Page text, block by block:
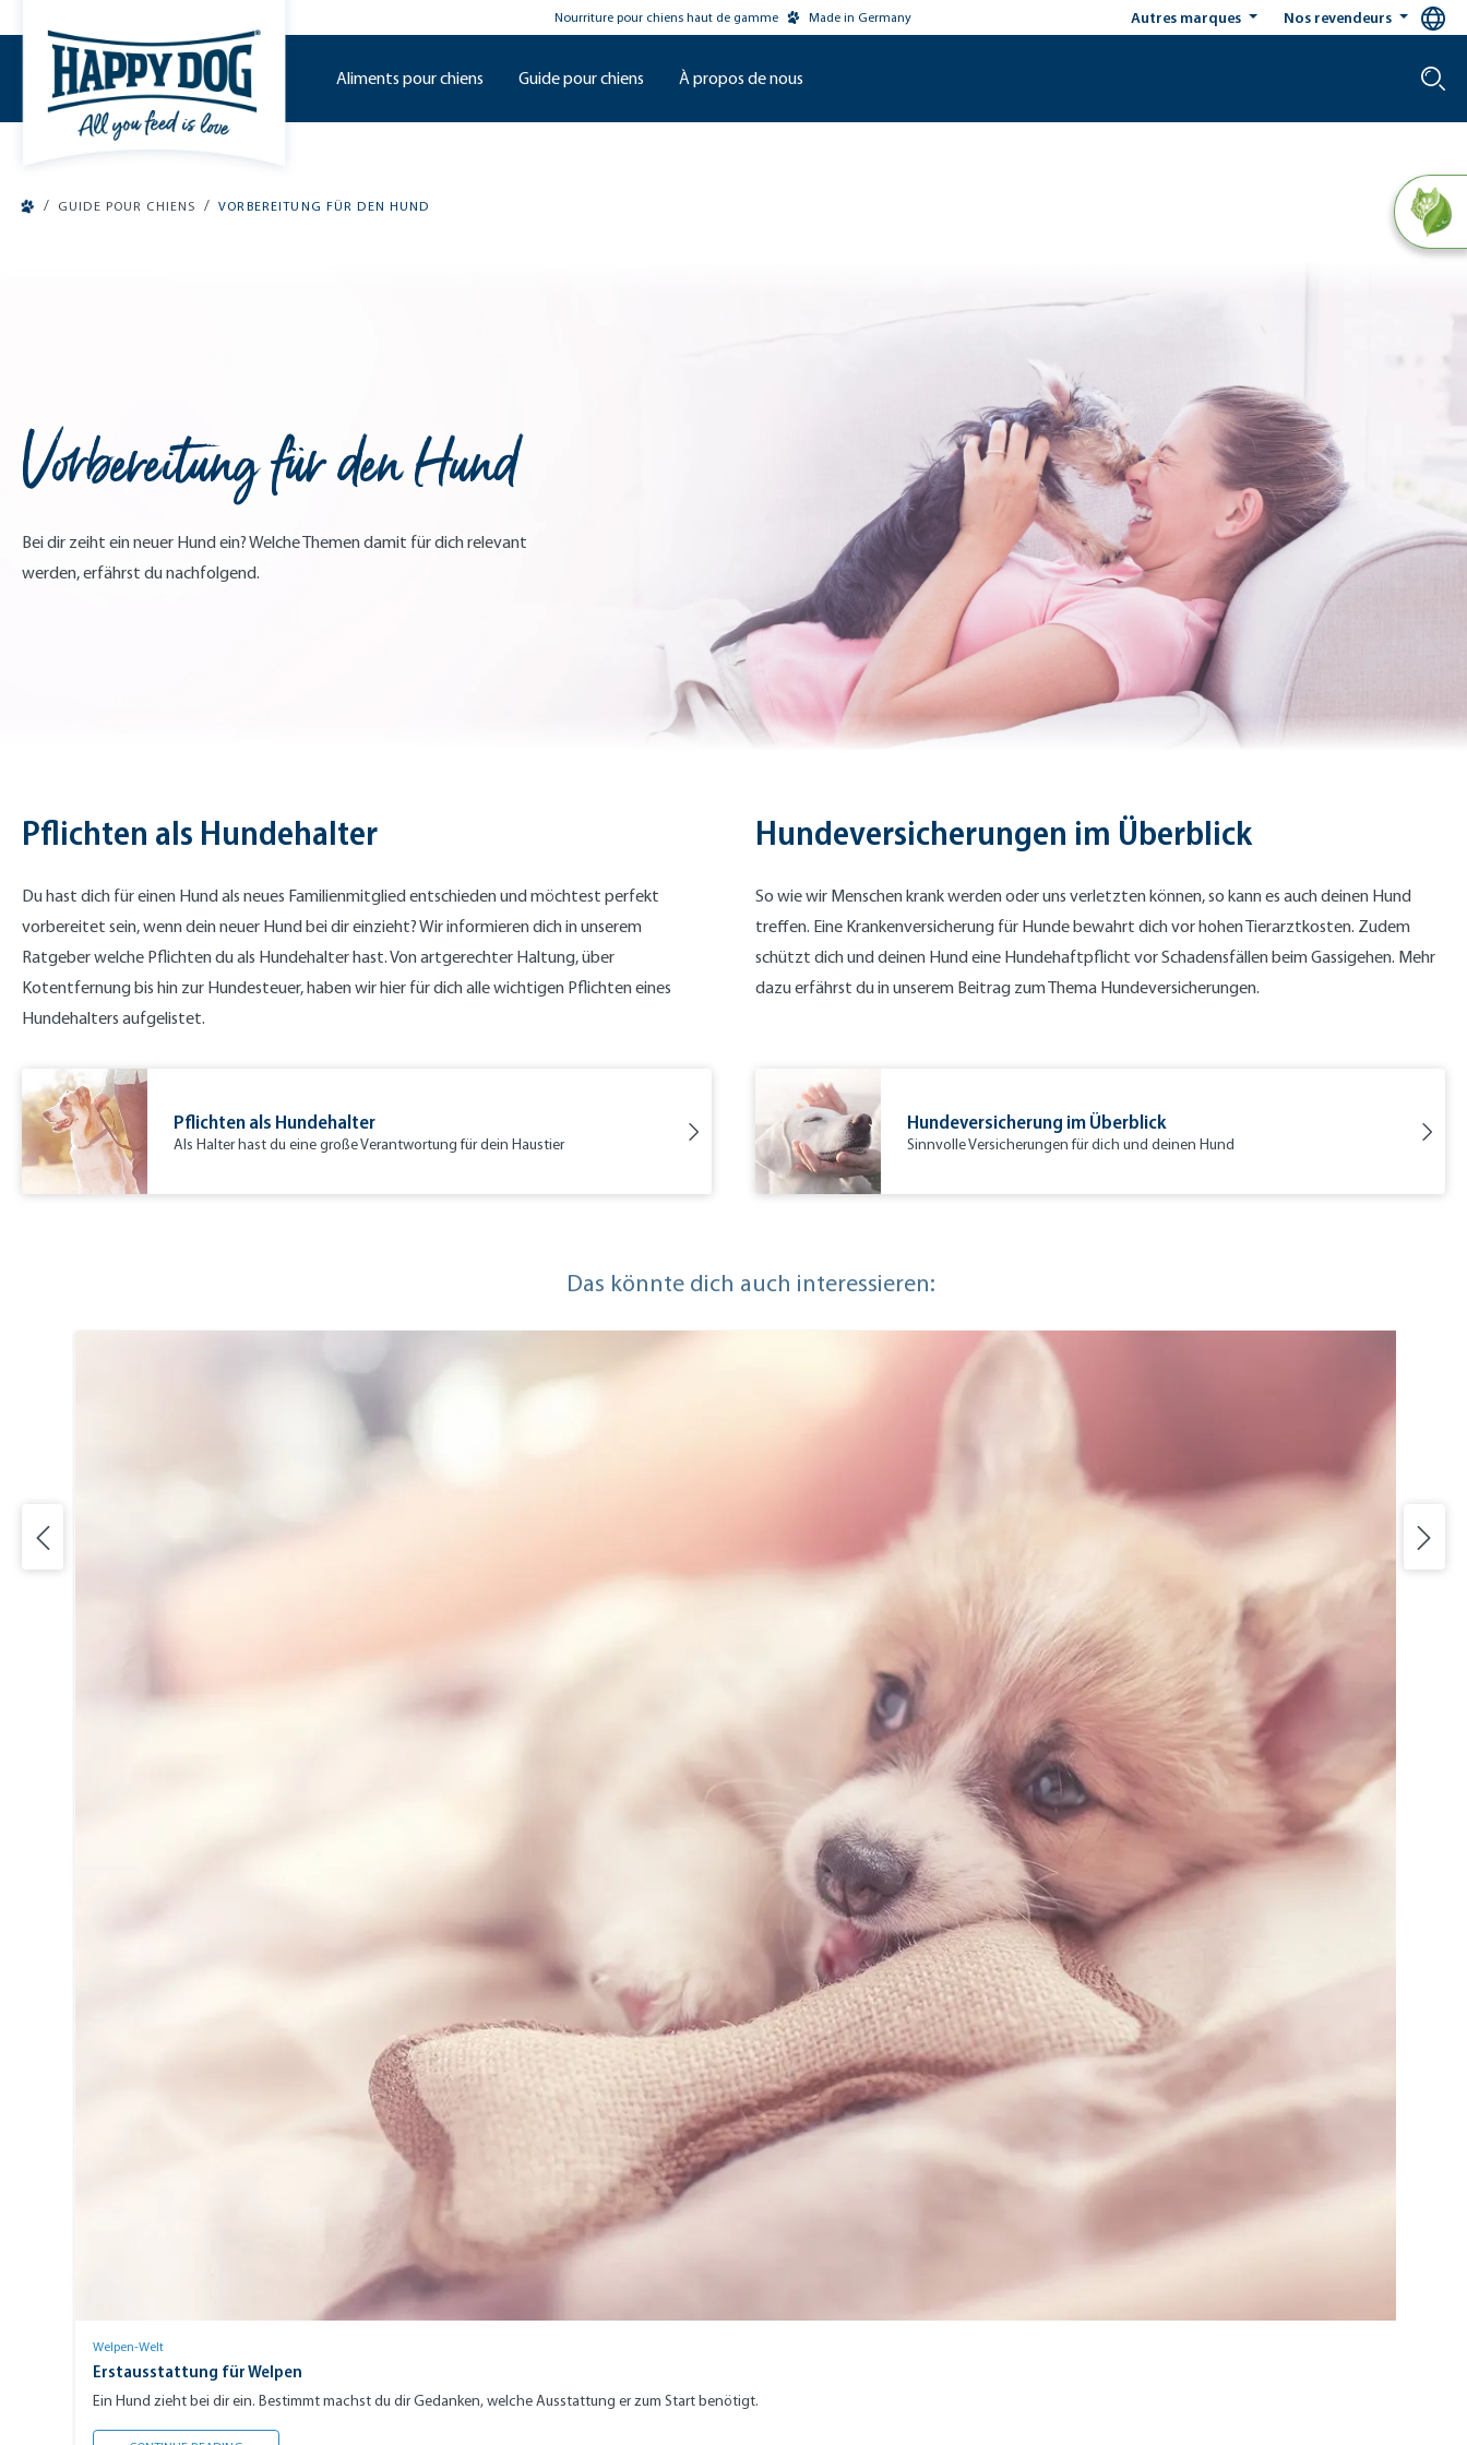
Nourriture pour chiens haut de gamme Made in Germany Autres marques Nos revendeurs
Aliments pour chiens Guide pour chiens À propos de nous
/ GUIDE POUR CHIENS / VORBEREITUNG FÜR DEN HUND
Vorbereitung für den Hund
Bei dir zeiht ein neuer Hund ein? Welche Themen damit für dich relevant
werden, erfährst du nachfolgend.
Pflichten als Hundehalter
Du hast dich für einen Hund als neues Familienmitglied entschieden und möchtest perfekt
vorbereitet sein, wenn dein neuer Hund bei dir einzieht? Wir informieren dich in unserem
Ratgeber welche Pflichten du als Hundehalter hast. Von artgerechter Haltung, über
Kotentfernung bis hin zur Hundesteuer, haben wir hier für dich alle wichtigen Pflichten eines
Hundehalters aufgelistet.
Hundeversicherungen im Überblick
So wie wir Menschen krank werden oder uns verletzten können, so kann es auch deinen Hund
treffen. Eine Krankenversicherung für Hunde bewahrt dich vor hohen Tierarztkosten. Zudem
schützt dich und deinen Hund eine Hundehaftpflicht vor Schadensfällen beim Gassigehen. Mehr
dazu erfährst du in unserem Beitrag zum Thema Hundeversicherungen.
Pflichten als Hundehalter
Als Halter hast du eine große Verantwortung für dein Haustier
Hundeversicherung im Überblick
Sinnvolle Versicherungen für dich und deinen Hund
Das könnte dich auch interessieren:
Welpen-Welt
Erstausstattung für Welpen
Ein Hund zieht bei dir ein. Bestimmt machst du dir Gedanken, welche Ausstattung er zum Start benötigt.